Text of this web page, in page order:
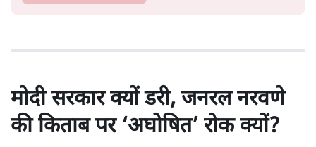
मोदी सरकार क्यों डरी, जनरल नरवणे
की किताब पर ‘अघोषित’ रोक क्यों?